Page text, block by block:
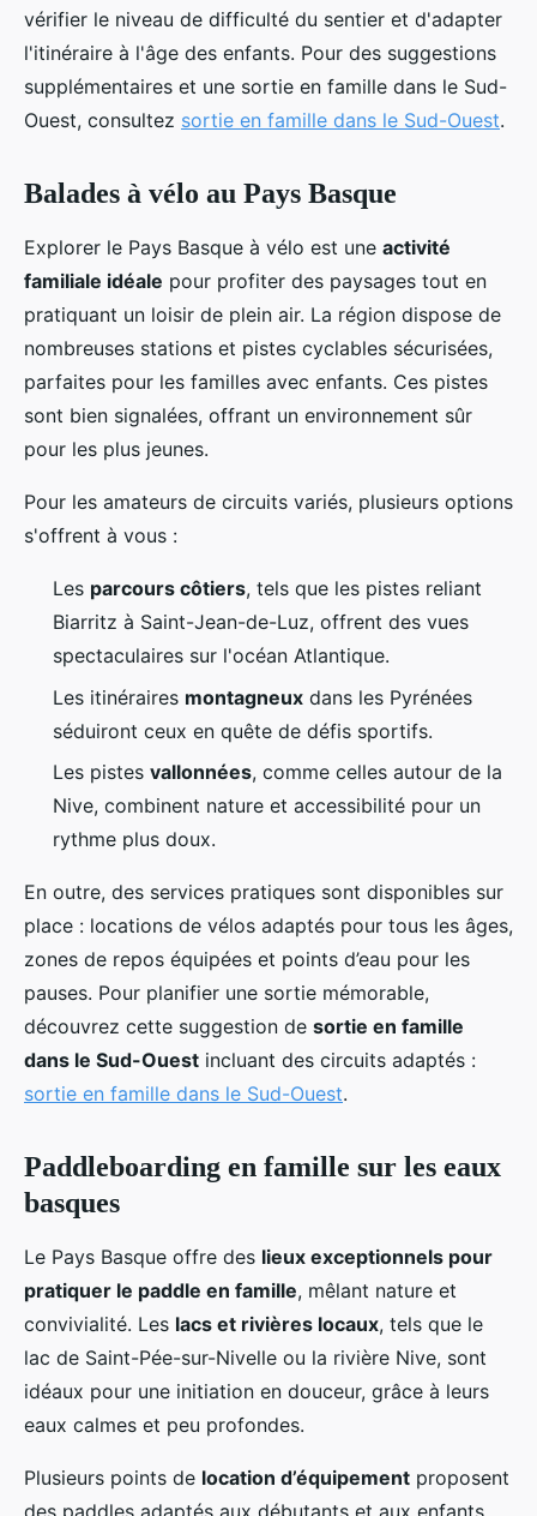
vérifier le niveau de difficulté du sentier et d'adapter
l'itinéraire à l'âge des enfants. Pour des suggestions
supplémentaires et une sortie en famille dans le Sud-
Ouest, consultez sortie en famille dans le Sud-Ouest.
Balades à vélo au Pays Basque
Explorer le Pays Basque à vélo est une activité
familiale idéale pour profiter des paysages tout en
pratiquant un loisir de plein air. La région dispose de
nombreuses stations et pistes cyclables sécurisées,
parfaites pour les familles avec enfants. Ces pistes
sont bien signalées, offrant un environnement sûr
pour les plus jeunes.
Pour les amateurs de circuits variés, plusieurs options
s'offrent à vous :
Les parcours côtiers, tels que les pistes reliant
Biarritz à Saint-Jean-de-Luz, offrent des vues
spectaculaires sur l'océan Atlantique.
Les itinéraires montagneux dans les Pyrénées
séduiront ceux en quête de défis sportifs.
Les pistes vallonnées, comme celles autour de la
Nive, combinent nature et accessibilité pour un
rythme plus doux.
En outre, des services pratiques sont disponibles sur
place : locations de vélos adaptés pour tous les âges,
zones de repos équipées et points d’eau pour les
pauses. Pour planifier une sortie mémorable,
découvrez cette suggestion de sortie en famille
dans le Sud-Ouest incluant des circuits adaptés :
sortie en famille dans le Sud-Ouest.
Paddleboarding en famille sur les eaux
basques
Le Pays Basque offre des lieux exceptionnels pour
pratiquer le paddle en famille, mêlant nature et
convivialité. Les lacs et rivières locaux, tels que le
lac de Saint-Pée-sur-Nivelle ou la rivière Nive, sont
idéaux pour une initiation en douceur, grâce à leurs
eaux calmes et peu profondes.
Plusieurs points de location d’équipement proposent